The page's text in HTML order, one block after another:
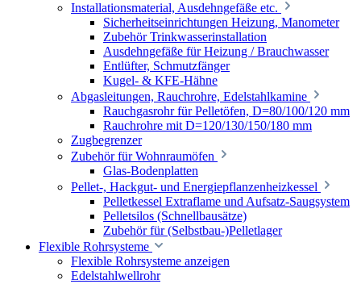
Installationsmaterial, Ausdehngefäße etc.
Sicherheitseinrichtungen Heizung, Manometer
Zubehör Trinkwasserinstallation
Ausdehngefäße für Heizung / Brauchwasser
Entlüfter, Schmutzfänger
Kugel- & KFE-Hähne
Abgasleitungen, Rauchrohre, Edelstahlkamine
Rauchgasrohr für Pelletöfen, D=80/100/120 mm
Rauchrohre mit D=120/130/150/180 mm
Zugbegrenzer
Zubehör für Wohnraumöfen
Glas-Bodenplatten
Pellet-, Hackgut- und Energiepflanzenheizkessel
Pelletkessel Extraflame und Aufsatz-Saugsystem
Pelletsilos (Schnellbausätze)
Zubehör für (Selbstbau-)Pelletlager
Flexible Rohrsysteme
Flexible Rohrsysteme anzeigen
Edelstahlwellrohr